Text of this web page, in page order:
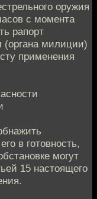
оружия
с момента
рапорт
(органа милиции)
применения
в готовность,
могут
15 настоящего